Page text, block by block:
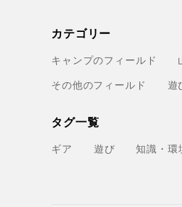
カテゴリー
キャンプのフィールド
その他のフィールド 遊
タグ一覧
ギア 遊び 知識・環